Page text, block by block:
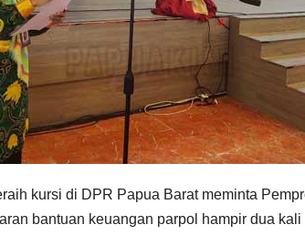
kursi di DPR Papua Barat meminta
bantuan keuangan parpol hampir dua